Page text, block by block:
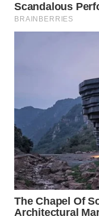
UMKM
PERSONA
WAHANA
OTOMOTIF
WAHANA
HEALTH